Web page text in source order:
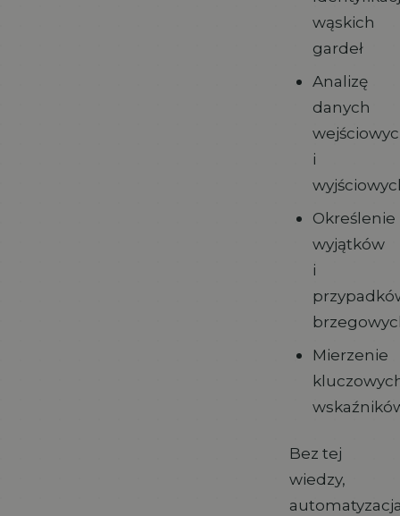
wąskich
gardeł
Analizę
danych
i
Określenie
wyjątków
i
Mierzenie
Bez tej
wiedzy,